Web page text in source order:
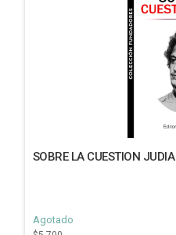
SOBRE LA CUESTION JUDIA
Agotado